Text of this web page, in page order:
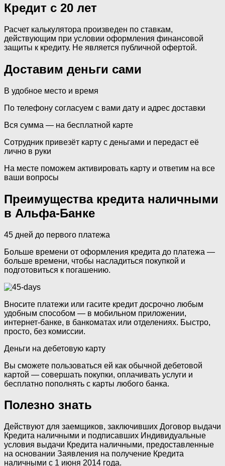
Кредит с 20 лет
Расчет калькулятора произведен по ставкам,
действующим при условии оформления финансовой
защиты к кредиту. Не является публичной офертой.
Доставим деньги сами
В удобное место и время
По телефону согласуем с вами дату и адрес доставки
Вся сумма — на бесплатной карте
Сотрудник привезёт карту с деньгами и передаст её
лично в руки
На месте поможем активировать карту и ответим на все
ваши вопросы
Преимущества кредита наличными
в Альфа-Банке
45 дней до первого платежа
Больше времени от оформления кредита до платежа —
больше времени, чтобы насладиться покупкой и
подготовиться к погашению.
Вносите платежи или гасите кредит досрочно любым
удобным способом — в мобильном приложении,
интернет-банке, в банкоматах или отделениях. Быстро,
просто, без комиссии.
Деньги на дебетовую карту
Вы сможете пользоваться ей как обычной дебетовой
картой — совершать покупки, оплачивать услуги и
бесплатно пополнять с карты любого банка.
Полезно знать
Действуют для заемщиков, заключивших Договор выдачи
Кредита наличными и подписавших Индивидуальные
условия выдачи Кредита наличными, предоставленные
на основании Заявления на получение Кредита
наличными с 1 июня 2014 года.